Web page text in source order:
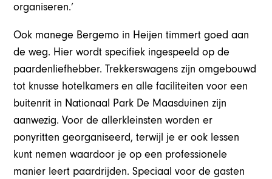
organiseren.’
Ook manege Bergemo in Heijen timmert goed aan
de weg. Hier wordt specifiek ingespeeld op de
paardenliefhebber. Trekkerswagens zijn omgebouwd
tot knusse hotelkamers en alle faciliteiten voor een
buitenrit in Nationaal Park De Maasduinen zijn
aanwezig. Voor de allerkleinsten worden er
ponyritten georganiseerd, terwijl je er ook lessen
kunt nemen waardoor je op een professionele
manier leert paardrijden. Speciaal voor de gasten